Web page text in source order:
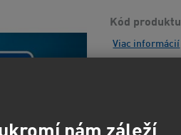
Kód produktu
Viac informácií